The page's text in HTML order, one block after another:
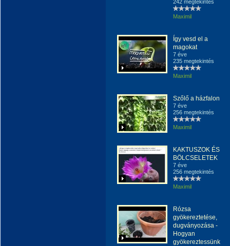
242 megtekintés
Maximil
Így vesd el a
magokat
7 éve
235 megtekintés
Maximil
Szőlő a házfalon
7 éve
256 megtekintés
Maximil
KAKTUSZOK ÉS
BÖLCSELETEK
7 éve
256 megtekintés
Maximil
Rózsa
gyökereztetése,
dugványozása -
Hogyan
gyökereztessünk